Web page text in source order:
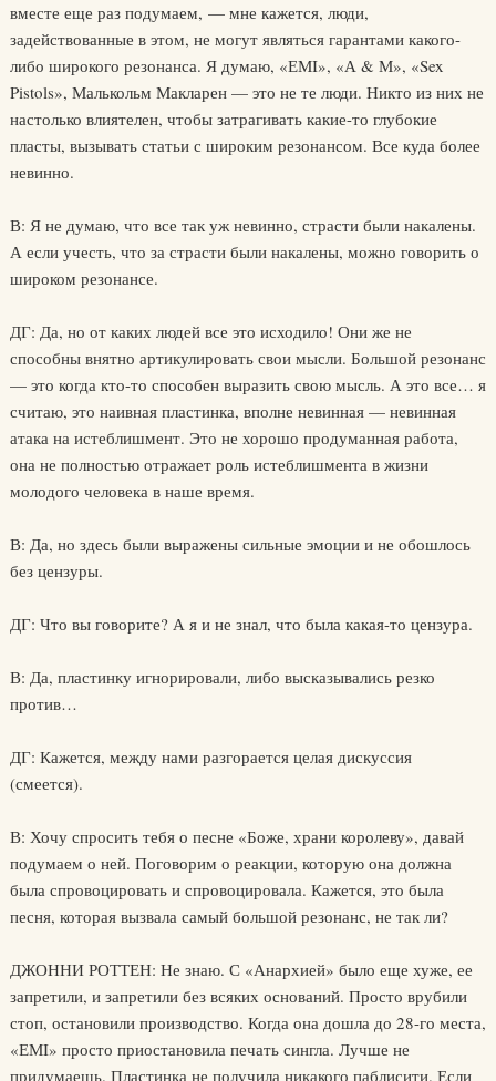
вместе еще раз подумаем, — мне кажется, люди,
задействованные в этом, не могут являться гарантами какого-
либо широкого резонанса. Я думаю, «ЕМI», «А & М», «Sex
Pistols», Малькольм Макларен — это не те люди. Никто из них не
настолько влиятелен, чтобы затрагивать какие-то глубокие
пласты, вызывать статьи с широким резонансом. Все куда более
невинно.
В: Я не думаю, что все так уж невинно, страсти были накалены.
А если учесть, что за страсти были накалены, можно говорить о
широком резонансе.
ДГ: Да, но от каких людей все это исходило! Они же не
способны внятно артикулировать свои мысли. Большой резонанс
— это когда кто-то способен выразить свою мысль. А это все… я
считаю, это наивная пластинка, вполне невинная — невинная
атака на истеблишмент. Это не хорошо продуманная работа,
она не полностью отражает роль истеблишмента в жизни
молодого человека в наше время.
В: Да, но здесь были выражены сильные эмоции и не обошлось
без цензуры.
ДГ: Что вы говорите? А я и не знал, что была какая-то цензура.
В: Да, пластинку игнорировали, либо высказывались резко
против…
ДГ: Кажется, между нами разгорается целая дискуссия
(смеется).
В: Хочу спросить тебя о песне «Боже, храни королеву», давай
подумаем о ней. Поговорим о реакции, которую она должна
была спровоцировать и спровоцировала. Кажется, это была
песня, которая вызвала самый большой резонанс, не так ли?
ДЖОННИ РОТТЕН: Не знаю. С «Анархией» было еще хуже, ее
запретили, и запретили без всяких оснований. Просто врубили
стоп, остановили производство. Когда она дошла до 28-го места,
«ЕМI» просто приостановила печать сингла. Лучше не
придумаешь. Пластинка не получила никакого паблисити. Если